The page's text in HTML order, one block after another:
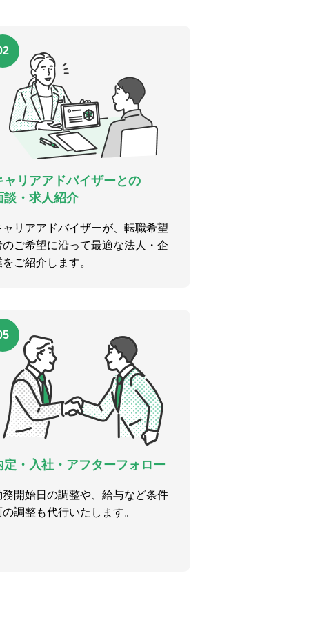
ャリアアドバイザーとの
談・求人紹介
ャリアアドバイザーが、転職希望
のご希望に沿って最適な法人・企
をご紹介します。
定・入社・アフターフォロー
務開始日の調整や、給与など条件
の調整も代行いたします。